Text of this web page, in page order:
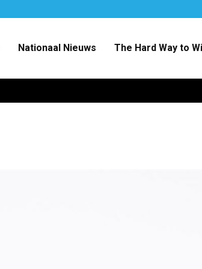
Nationaal Nieuws The Hard Way to